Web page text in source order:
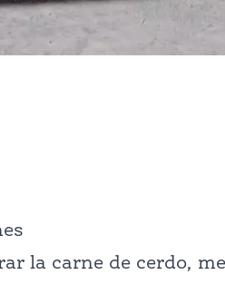
la carne de cerdo,